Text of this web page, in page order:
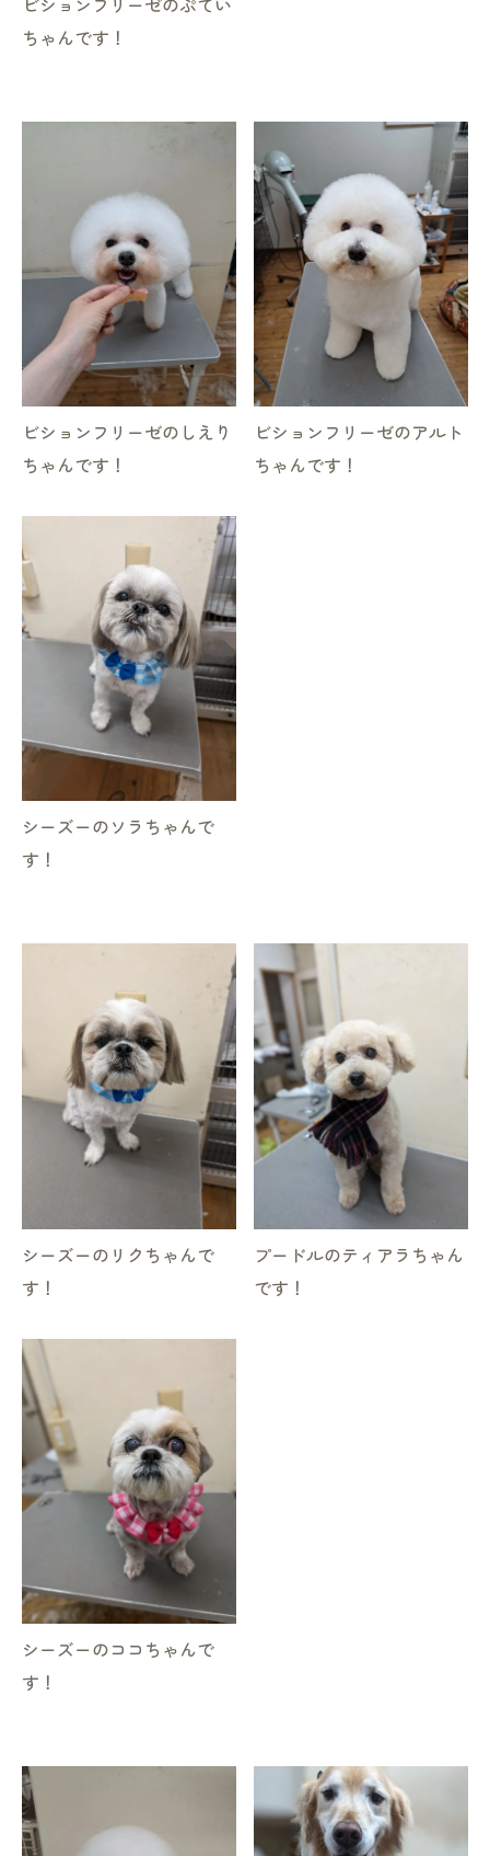
ビションフリーゼのぷてい
ちゃんです！
ビションフリーゼのしえり
ちゃんです！
ビションフリーゼのアルト
ちゃんです！
シーズーのソラちゃんで
す！
シーズーのリクちゃんで
す！
プードルのティアラちゃん
です！
シーズーのココちゃんで
す！